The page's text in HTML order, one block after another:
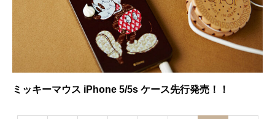
ミッキーマウス iPhone 5/5s ケース先行発売！！